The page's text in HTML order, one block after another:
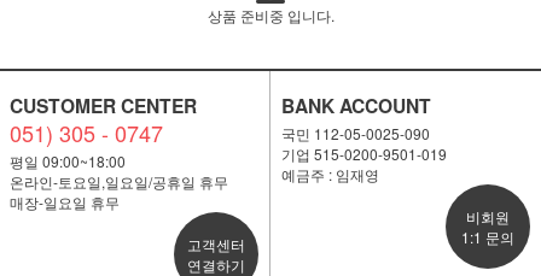
상품 준비중 입니다.
CUSTOMER CENTER
051) 305 - 0747
평일 09:00~18:00
온라인-토요일,일요일/공휴일 휴무
매장-일요일 휴무
고객센터
연결하기
BANK ACCOUNT
국민 112-05-0025-090
기업 515-0200-9501-019
예금주 : 임재영
비회원
1:1 문의